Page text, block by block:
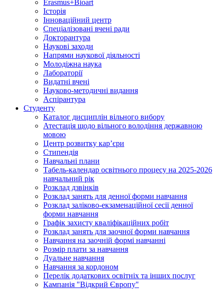
Erasmus+Bioart
Історія
Інноваційний центр
Спеціалізовані вчені ради
Докторантура
Наукові заходи
Напрями наукової діяльності
Молодіжна наука
Лабораторії
Видатні вчені
Науково-методичні видання
Аспірантура
Студенту
Каталог дисциплін вільного вибору
Атестація щодо вільного володіння державною
мовою
Центр розвитку кар’єри
Стипендія
Навчальні плани
Табель-календар освітнього процесу на 2025-2026
навчальний рік
Розклад дзвінків
Розклад занять для денної форми навчання
Розклад заліково-екзаменаційної сесії денної
форми навчання
Графік захисту кваліфікаційних робіт
Розклад занять для заочної форми навчання
Навчання на заочній формі навчанні
Розмір плати за навчання
Дуальне навчання
Навчання за кордоном
Перелік додаткових освітніх та інших послуг
Кампанія "Відкрий Європу"